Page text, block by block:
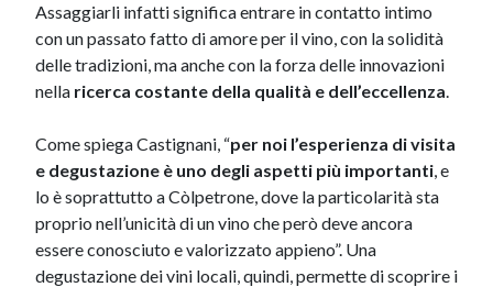
Assaggiarli infatti significa entrare in contatto intimo
con un passato fatto di amore per il vino, con la solidità
delle tradizioni, ma anche con la forza delle innovazioni
nella ricerca costante della qualità e dell’eccellenza.
Come spiega Castignani, “per noi l’esperienza di visita
e degustazione è uno degli aspetti più importanti, e
lo è soprattutto a Còlpetrone, dove la particolarità sta
proprio nell’unicità di un vino che però deve ancora
essere conosciuto e valorizzato appieno”. Una
degustazione dei vini locali, quindi, permette di scoprire i